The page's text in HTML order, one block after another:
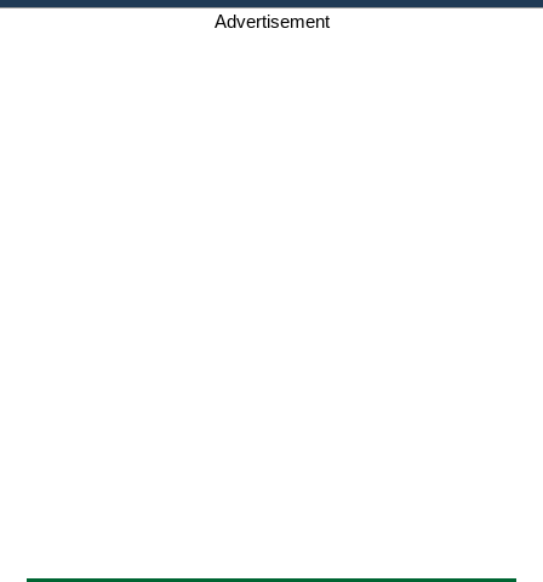
Advertisement